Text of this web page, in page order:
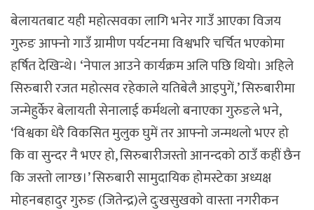
बेलायतबाट यही महोत्सवका लागि भनेर गाउँ आएका विजय
गुरुङ आफ्नो गाउँ ग्रामीण पर्यटनमा विश्वभरि चर्चित भएकोमा
हर्षित देखिन्थे। ‘नेपाल आउने कार्यक्रम अलि पछि थियो। अहिले
सिरुबारी रजत महोत्सव रहेकाले यतिबेलै आइपुगें,’ सिरुबारीमा
जन्मेहुर्केर बेलायती सेनालाई कर्मथलो बनाएका गुरुङले भने,
‘विश्वका धेरै विकसित मुलुक घुमें तर आफ्नो जन्मथलो भएर हो
कि वा सुन्दर नै भएर हो, सिरुबारीजस्तो आनन्दको ठाउँ कहीं छैन
कि जस्तो लाग्छ।’ सिरुबारी सामुदायिक होमस्टेका अध्यक्ष
मोहनबहादुर गुरुङ (जितेन्द्र)ले दुःखसुखको वास्ता नगरीकन